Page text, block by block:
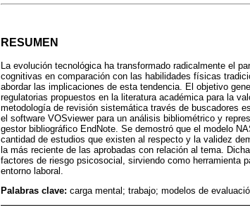
RESUMEN
La evolución tecnológica ha transformado radicalmente el
cognitivas en comparación con las habilidades físicas
abordar las implicaciones de esta tendencia. El objetivo
regulatorias propuestos en la literatura académica para la
metodología de revisión sistemática través de buscadores
el software VOSviewer para un análisis bibliométrico y
gestor bibliográfico EndNote. Se demostró que el modelo
cantidad de estudios que existen al respecto y la validez
la más reciente de las aprobadas con relación al tema.
factores de riesgo psicosocial, sirviendo como herramienta
entorno laboral.
Palabras clave: carga mental; trabajo; modelos de